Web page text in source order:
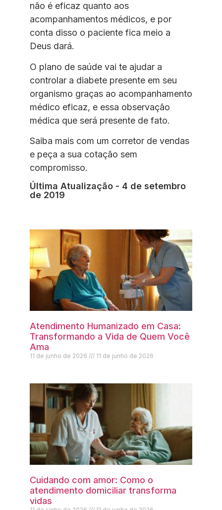
não é eficaz quanto aos
acompanhamentos médicos, e por
conta disso o paciente fica meio a
Deus dará.
O plano de saúde vai te ajudar a
controlar a diabete presente em seu
organismo graças ao acompanhamento
médico eficaz, e essa observação
médica que será presente de fato.
Saiba mais com um corretor de vendas
e peça a sua cotação sem
compromisso.
Última Atualização - 4 de setembro
de 2019
Atendimento Humanizado em Casa:
Transformando a Vida de Quem Você
Ama
11 de junho de 2026 11 de junho de 2026
Cuidando com amor: Como o
atendimento domiciliar transforma
vidas